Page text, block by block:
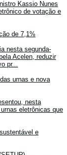
Kassio Nunes
de votação e
de 7,1%
nesta segunda-
Acelen, reduzir
pr...
urnas e nova
nesta
eletrônicas que
e